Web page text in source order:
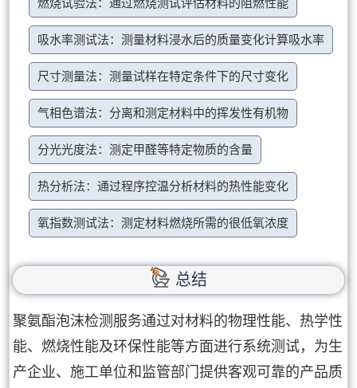
燃烧试验法：通过燃烧测试评估材料的阻燃性能
吸水率测试法：测量材料浸水后的质量变化计算吸水率
尺寸测量法：测量试样在特定条件下的尺寸变化
气相色谱法：分离和测定材料中的挥发性有机物
分光光度法：测定甲醛等特定物质的含量
热分析法：通过程序控温分析材料的热性能变化
氧指数测试法：测定材料燃烧所需的很低氧浓度
总结
聚氨酯泡沫检测服务通过对材料的物理性能、热学性
能、燃烧性能及环保性能等方面进行系统测试，为生
产企业、施工单位和监管部门提供客观可靠的产品质